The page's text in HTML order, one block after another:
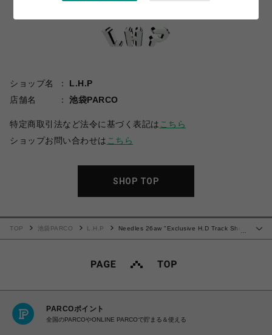
ショップ名
L.H.P
店舗名
池袋PARCO
特定商取引法など法令に基づく表記は こちら
ショップお問い合わせは こちら
SHOP TOP
…
TOP 池袋PARCO L.H.P
Needles 26aw "Exclusive H.D Track Short
PARCOポイント
全国のPARCOやONLINE PARCOで貯まる＆使える